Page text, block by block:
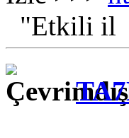
"Etkili il